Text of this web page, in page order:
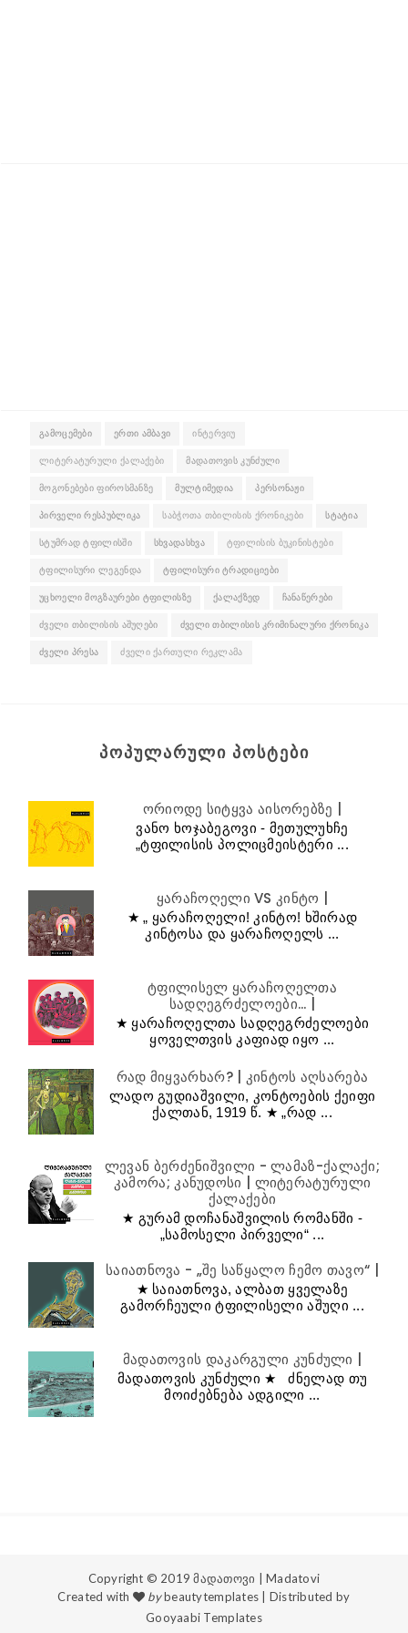
ᲒᲐᲛᲝᲪᲔᲛᲔᲑᲘ ᲔᲠᲗᲘ ᲐᲛᲑᲐᲕᲘ ᲘᲜᲢᲔᲠᲕᲘᲣ
ᲚᲘᲢᲔᲠᲐᲢᲣᲠᲣᲚᲘ ᲥᲐᲚᲐᲥᲔᲑᲘ ᲛᲐᲓᲐᲗᲝᲕᲘᲡ ᲙᲣᲜᲫᲣᲚᲘ
ᲛᲝᲒᲝᲜᲔᲑᲔᲑᲘ ᲤᲘᲠᲝᲡᲛᲐᲜᲖᲔ ᲛᲣᲚᲢᲘᲛᲔᲓᲘᲐ ᲞᲔᲠᲡᲝᲜᲐᲟᲘ
ᲞᲘᲠᲕᲔᲚᲘ ᲠᲔᲡᲞᲣᲑᲚᲘᲙᲐ ᲡᲐᲑᲭᲝᲗᲐ ᲗᲑᲘᲚᲘᲡᲘᲡ ᲥᲠᲝᲜᲘᲙᲔᲑᲘ ᲡᲢᲐᲢᲘᲐ
ᲡᲢᲣᲛᲠᲐᲓ ᲢᲤᲘᲚᲘᲡᲨᲘ ᲡᲮᲕᲐᲓᲐᲡᲮᲕᲐ ᲢᲤᲘᲚᲘᲡᲘᲡ ᲑᲣᲙᲘᲜᲘᲡᲢᲔᲑᲘ
ᲢᲤᲘᲚᲘᲡᲣᲠᲘ ᲚᲔᲒᲔᲜᲓᲐ ᲢᲤᲘᲚᲘᲡᲣᲠᲘ ᲢᲠᲐᲓᲘᲪᲘᲔᲑᲘ
ᲣᲪᲮᲝᲔᲚᲘ ᲛᲝᲒᲖᲐᲣᲠᲔᲑᲘ ᲢᲤᲘᲚᲘᲡᲖᲔ ᲥᲐᲚᲐᲥᲖᲔᲓ ᲩᲐᲜᲐᲬᲔᲠᲔᲑᲘ
ᲫᲕᲔᲚᲘ ᲗᲑᲘᲚᲘᲡᲘᲡ ᲐᲨᲣᲦᲔᲑᲘ ᲫᲕᲔᲚᲘ ᲗᲑᲘᲚᲘᲡᲘᲡ ᲙᲠᲘᲛᲘᲜᲐᲚᲣᲠᲘ ᲥᲠᲝᲜᲘᲙᲐ
ᲫᲕᲔᲚᲘ ᲞᲠᲔᲡᲐ ᲫᲕᲔᲚᲘ ᲥᲐᲠᲗᲣᲚᲘ ᲠᲔᲙᲚᲐᲛᲐ
ᲞᲝᲞᲣᲚᲐᲠᲣᲚᲘ ᲞᲝᲡᲢᲔᲑᲘ
ორიოდე სიტყვა აისორებზე |
ვანო ხოჯაბეგოვი - მეთულუხჩე
„ტფილისის პოლიცმეისტერი ...
ყარაჩოღელი VS კინტო |
★ „ ყარაჩოღელი! კინტო! ხშირად
კინტოსა და ყარაჩოღელს ...
ტფილისელ ყარაჩოღელთა
სადღეგრძელოები... |
★ ყარაჩოღელთა სადღეგრძელოები
ყოველთვის კაფიად იყო ...
რად მიყვარხარ? | კინტოს აღსარება
ლადო გუდიაშვილი, კონტოების ქეიფი
ქალთან, 1919 წ. ★ „რად ...
ლევან ბერძენიშვილი - ლამაზ-ქალაქი;
კამორა; კანუდოსი | ლიტერატურული
ქალაქები
★ გურამ დოჩანაშვილის რომანში -
„სამოსელი პირველი“ ...
საიათნოვა - „შე საწყალო ჩემო თავო“ |
★ საიათნოვა, ალბათ ყველაზე
გამორჩეული ტფილისელი აშუღი ...
მადათოვის დაკარგული კუნძული |
მადათოვის კუნძული ★ ძნელად თუ
მოიძებნება ადგილი ...
Copyright © 2019მადათოვი | Madatovi
Created with
by beautytemplates | Distributed by
Gooyaabi Templates